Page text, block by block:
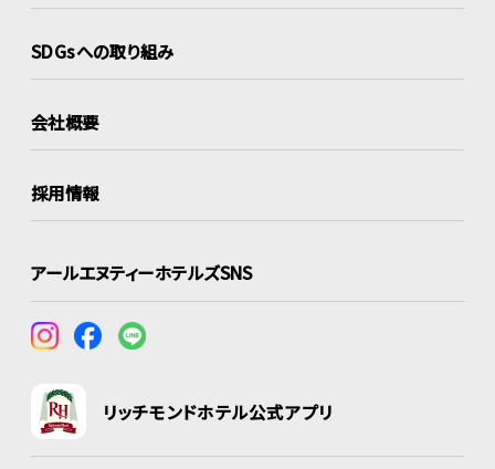
SDGsへの取り組み
会社概要
採用情報
アールエヌティーホテルズSNS
リッチモンドホテル公式アプリ